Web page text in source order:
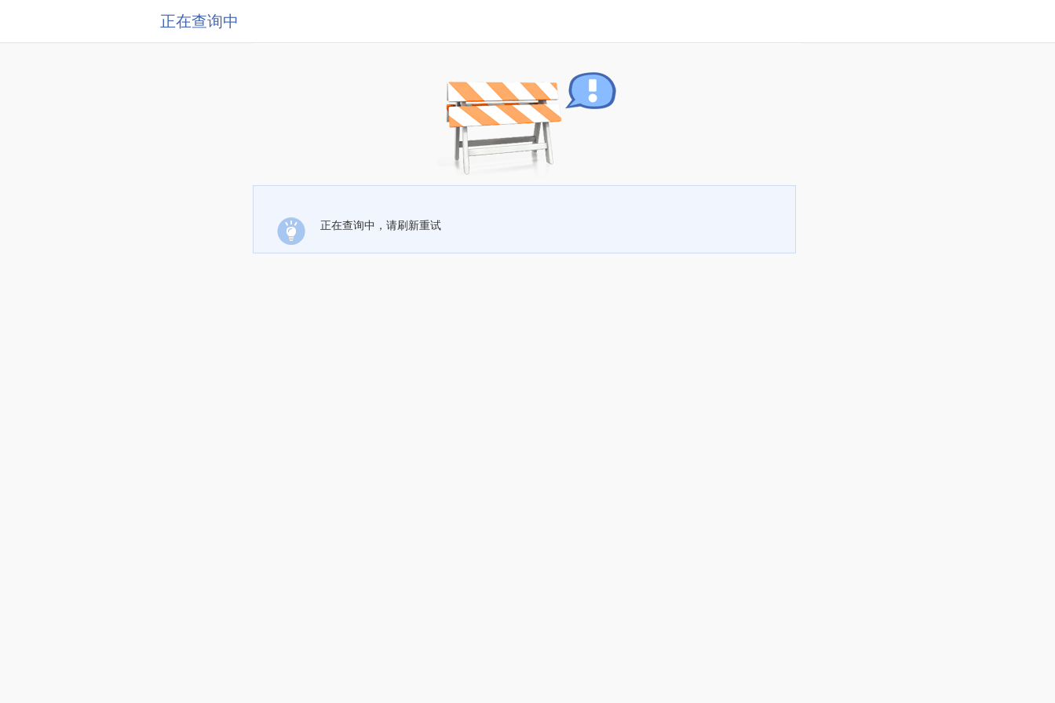
正在查询中
正在查询中，请刷新重试